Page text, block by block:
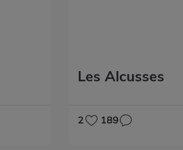
Les Alcusses
2 189